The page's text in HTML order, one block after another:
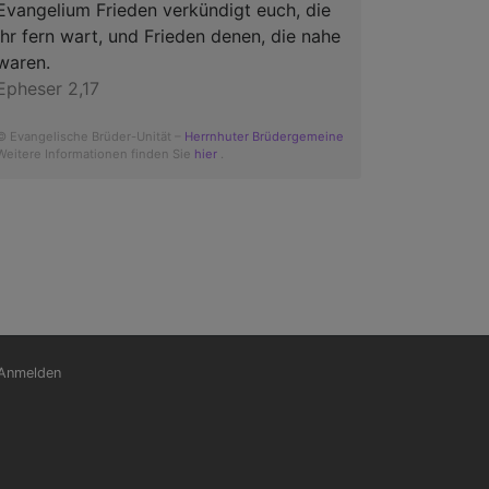
Frieden verkündigt euch, die
fern wart, und Frieden denen, die nahe
2,17
Evangelische Brüder-Unität – Herrnhuter Brüdergemeine
Informationen finden Sie hier